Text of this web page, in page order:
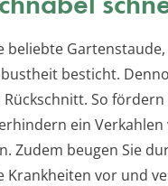
beliebte
besticht.
So
ein
Zudem beugen Sie
Krankheiten vor und